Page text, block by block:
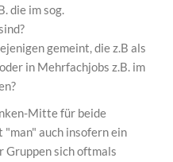
die im sog.
gemeint, die z.B als
in Mehrfachjobs z.B. im
Mitte für beide
auch insofern ein
Gruppen sich oftmals